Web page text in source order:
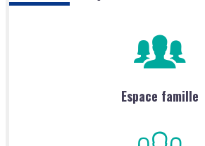
Espace famille